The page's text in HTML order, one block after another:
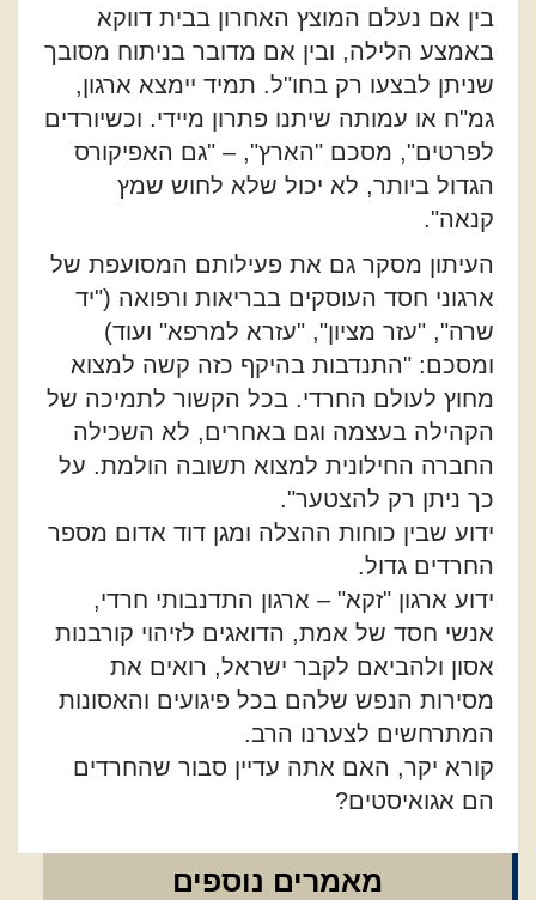
בין אם נעלם המוצץ האחרון בבית דווקא
באמצע הלילה, ובין אם מדובר בניתוח מסובך
שניתן לבצעו רק בחו"ל. תמיד יימצא ארגון,
גמ"ח או עמותה שיתנו פתרון מיידי. וכשיורדים
לפרטים", מסכם "הארץ", – "גם האפיקורס
הגדול ביותר, לא יכול שלא לחוש שמץ
קנאה".
העיתון מסקר גם את פעילותם המסועפת של
ארגוני חסד העוסקים בבריאות ורפואה ("יד
שרה", "עזר מציון", "עזרא למרפא" ועוד)
ומסכם: "התנדבות בהיקף כזה קשה למצוא
מחוץ לעולם החרדי. בכל הקשור לתמיכה של
הקהילה בעצמה וגם באחרים, לא השכילה
החברה החילונית למצוא תשובה הולמת. על
כך ניתן רק להצטער".
ידוע שבין כוחות ההצלה ומגן דוד אדום מספר
החרדים גדול.
ידוע ארגון "זקא" – ארגון התדנבותי חרדי,
אנשי חסד של אמת, הדואגים לזיהוי קורבנות
אסון ולהביאם לקבר ישראל, רואים את
מסירות הנפש שלהם בכל פיגועים והאסונות
המתרחשים לצערנו הרב.
קורא יקר, האם אתה עדיין סבור שהחרדים
הם אגואיסטים?
מאמרים נוספים